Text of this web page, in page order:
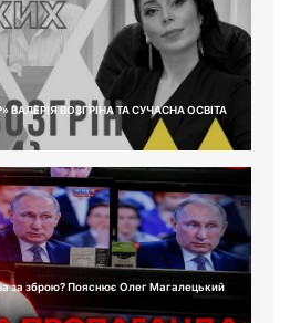
ВАЛЕРІЯ ВОЗГРІНА ТА СУЧАСНА ОСВІТА
за зброю? Пояснює Олег Магалецький